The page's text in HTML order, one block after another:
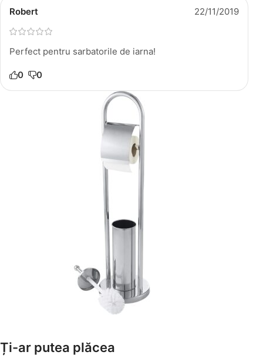
Robert 22/11/2019
Perfect pentru sarbatorile de iarna!
0 0
Suporți Hârtie Igenică
Ți-ar putea plăcea